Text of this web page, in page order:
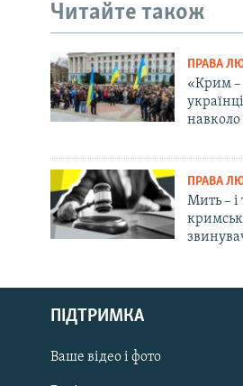
Русский
Qırımtatar
ДОЛУЧАЙСЯ!
Читайте також
ПРАВА
«Крим –
навколо
ПРАВА
Мить –
ПІДТРИМКА
Ваше відео і фото